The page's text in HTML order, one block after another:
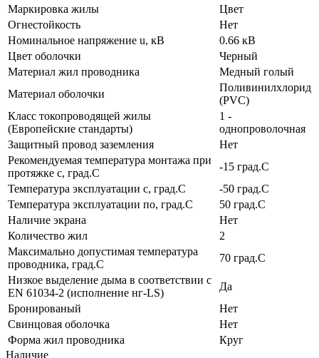
Маркировка жилы
Цвет
Огнестойкость
Нет
Номинальное напряжение u, кВ
0.66 кВ
Цвет оболочки
Черный
Материал жил проводника
Медный голый
Материал оболочки
Поливинилхлорид
(PVC)
Класс токопроводящей жилы
(Европейские стандарты)
1 -
однопроволочная
Защитный провод заземления
Нет
Рекомендуемая температура монтажа при
протяжке с, град.C
-15 град.C
Температура эксплуатации с, град.C
-50 град.C
Температура эксплуатации по, град.C
50 град.C
Наличие экрана
Нет
Количество жил
2
Максимально допустимая температура
проводника, град.C
70 град.C
Низкое выделение дыма в соответствии с
EN 61034-2 (исполнение нг-LS)
Да
Бронированый
Нет
Свинцовая оболочка
Нет
Форма жил проводника
Круг
Наличие